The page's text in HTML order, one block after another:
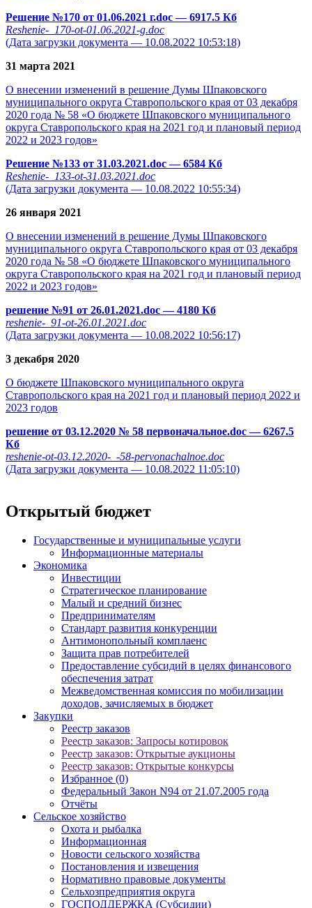
Решение №170 от 01.06.2021 г.doc— 6917.5 Кб
Reshenie-_170-ot-01.06.2021-g.doc
(Дата загрузки документа — 10.08.2022 10:53:18)
31 марта 2021
О внесении изменений в решение Думы Шпаковского
муниципального округа Ставропольского края от 03 декабря
2020 года № 58 «О бюджете Шпаковского муниципального
округа Ставропольского края на 2021 год и плановый период
2022 и 2023 годов»
Решение №133 от 31.03.2021.doc— 6584 Кб
Reshenie-_133-ot-31.03.2021.doc
(Дата загрузки документа — 10.08.2022 10:55:34)
26 января 2021
О внесении изменений в решение Думы Шпаковского
муниципального округа Ставропольского края от 03 декабря
2020 года № 58 «О бюджете Шпаковского муниципального
округа Ставропольского края на 2021 год и плановый период
2022 и 2023 годов»
решение №91 от 26.01.2021.doc— 4180 Кб
reshenie-_91-ot-26.01.2021.doc
(Дата загрузки документа — 10.08.2022 10:56:17)
3 декабря 2020
О бюджете Шпаковского муниципального округа
Ставропольского края на 2021 год и плановый период 2022 и
2023 годов
решение от 03.12.2020 № 58 первоначальное.doc— 6267.5
Кб
reshenie-ot-03.12.2020-_-58-pervonachalnoe.doc
(Дата загрузки документа — 10.08.2022 11:05:10)
Открытый бюджет
Государственные и муниципальные услуги
Информационные материалы
Экономика
Инвестиции
Стратегическое планирование
Малый и средний бизнес
Предпринимателям
Стандарт развития конкуренции
Антимонопольный комплаенс
Защита прав потребителей
Предоставление субсидий в целях финансового
обеспечения затрат
Межведомственная комиссия по мобилизации
доходов, зачисляемых в бюджет
Закупки
Реестр заказов
Реестр заказов: Запросы котировок
Реестр заказов: Открытые аукционы
Реестр заказов: Открытые конкурсы
Избранное (0)
Федеральный Закон N94 от 21.07.2005 года
Отчёты
Сельское хозяйство
Охота и рыбалка
Информационная
Новости сельского хозяйства
Постановления и извещения
Нормативно правовые документы
Сельхозпредприятия округа
ГОСПОДДЕРЖКА (Субсидии)